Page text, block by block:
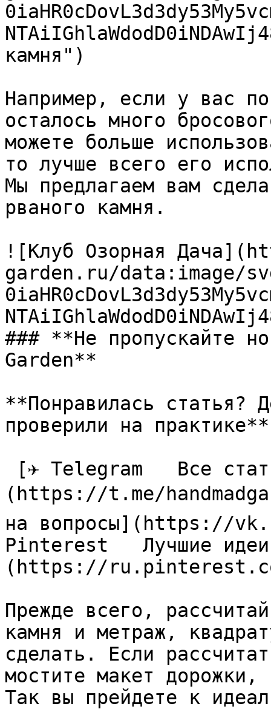
камня")
Например, если у вас
осталось много
можете больше
то лучше всего его
Мы предлагаем вам
рваного камня.
![Клуб Озорная
garden.ru/data:image/
### **Не пропускайте
Garden**
**Понравилась статья?
проверили на практике**
(https://t.me/
на вопросы](https://
Pinterest   Лучшие
(https://
Прежде всего,
камня и метраж,
сделать. Если
мостите макет
Так вы прейдете к